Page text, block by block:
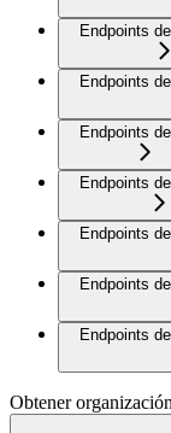
Endpoints
Endpoints
Endpoints
Endpoints
Endpoints
Endpoints
Endpoints
Obtener organización